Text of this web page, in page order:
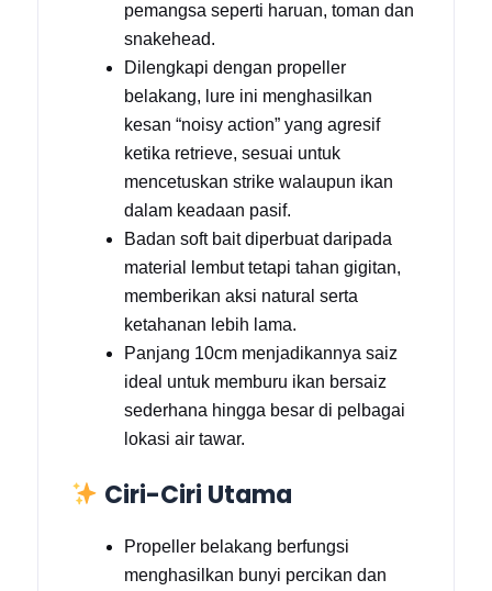
pemangsa seperti haruan, toman dan
snakehead.
Dilengkapi dengan propeller
belakang, lure ini menghasilkan
kesan “noisy action” yang agresif
ketika retrieve, sesuai untuk
mencetuskan strike walaupun ikan
dalam keadaan pasif.
Badan soft bait diperbuat daripada
material lembut tetapi tahan gigitan,
memberikan aksi natural serta
ketahanan lebih lama.
Panjang 10cm menjadikannya saiz
ideal untuk memburu ikan bersaiz
sederhana hingga besar di pelbagai
lokasi air tawar.
Ciri-Ciri Utama
Propeller belakang berfungsi
menghasilkan bunyi percikan dan